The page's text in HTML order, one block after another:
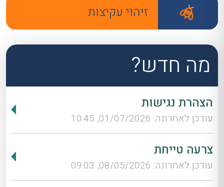
זיהוי עקיצות
מה חדש?
הצהרת נגישות
עודכן לאחרונה: 01/07/2026, 10:45
צרעה טייחת
עודכן לאחרונה: 08/05/2026, 09:03